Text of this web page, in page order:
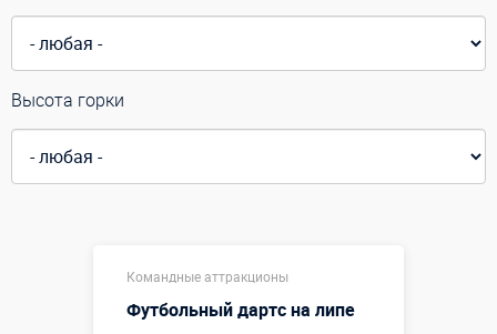
Высота горки
Командные аттракционы
Футбольный дартс на липе